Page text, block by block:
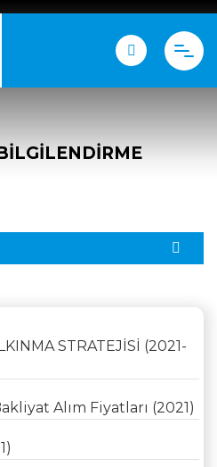
STRATEJİSİ (2021-
Alım Fiyatları (2021)